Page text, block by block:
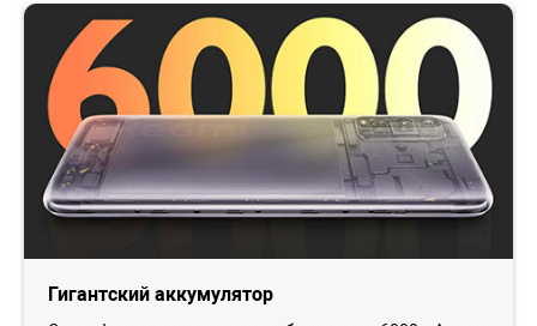
Гигантский аккумулятор